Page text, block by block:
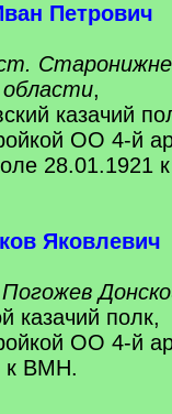
Петрович
области,
казачий
ОО 4-й
28.01.1921
Яковлевич
казачий полк,
ОО 4-й
к ВМН.